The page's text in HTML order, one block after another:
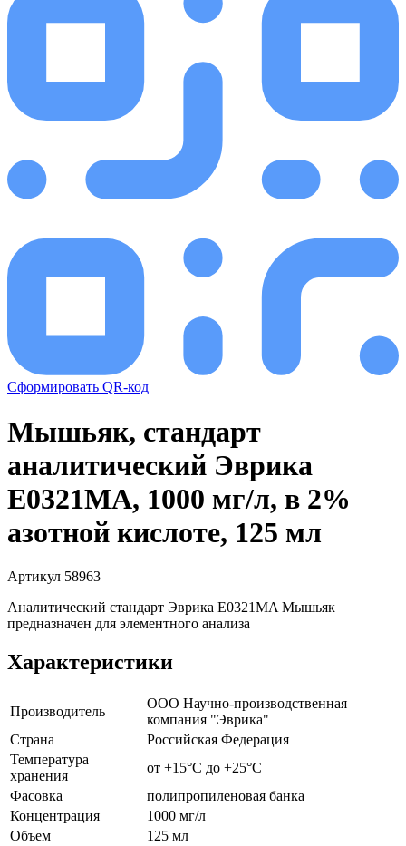
Сформировать QR-код
Мышьяк, стандарт
аналитический Эврика
E0321MA, 1000 мг/л, в 2%
азотной кислоте, 125 мл
Артикул 58963
Аналитический стандарт Эврика E0321MA Мышьяк
предназначен для элементного анализа
Характеристики
Производитель
ООО Научно-производственная
компания "Эврика"
Страна
Российская Федерация
Температура
хранения
от +15°С до +25°С
Фасовка
полипропиленовая банка
Концентрация
1000 мг/л
Объем
125 мл